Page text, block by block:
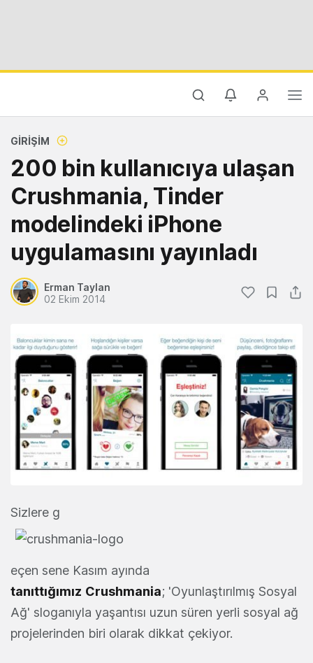
GIRIŞIM
200 bin kullanıcıya ulaşan
Crushmania, Tinder
modelindeki iPhone
uygulamasını yayınladı
Erman Taylan
02 Ekim 2014
Sizlere g
eçen sene Kasım ayında
tanıttığımız Crushmania; 'Oyunlaştırılmış Sosyal
Ağ' sloganıyla yaşantısı uzun süren yerli sosyal ağ
projelerinden biri olarak dikkat çekiyor.